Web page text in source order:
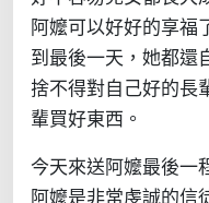
阿嬤可以好好的享福
到最後一天，她都還
捨不得對自己好的長
輩買好東西。
今天來送阿嬤最後一